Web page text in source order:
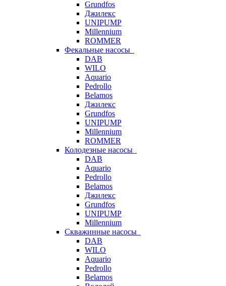
Grundfos
Джилекс
UNIPUMP
Millennium
ROMMER
Фекальные насосы
DAB
WILO
Aquario
Pedrollo
Belamos
Джилекс
Grundfos
UNIPUMP
Millennium
ROMMER
Колодезные насосы
DAB
Aquario
Pedrollo
Belamos
Джилекс
Grundfos
UNIPUMP
Millennium
Скважинные насосы
DAB
WILO
Aquario
Pedrollo
Belamos